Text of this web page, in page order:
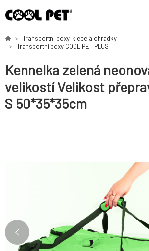
Transportní boxy, klece a ohrádky
Transportní boxy COOL PET PLUS
Kennelka zelená
velikostí Velikost
S 50*35*35cm